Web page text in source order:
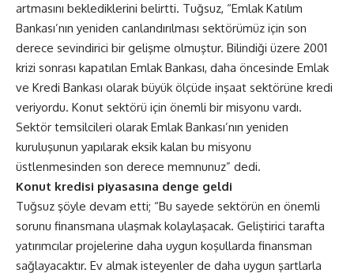
artmasını beklediklerini belirtti. Tuğsuz, “Emlak Katılım
Bankası’nın yeniden canlandırılması sektörümüz için son
derece sevindirici bir gelişme olmuştur. Bilindiği üzere 2001
krizi sonrası kapatılan Emlak Bankası, daha öncesinde Emlak
ve Kredi Bankası olarak büyük ölçüde inşaat sektörüne kredi
veriyordu. Konut sektörü için önemli bir misyonu vardı.
Sektör temsilcileri olarak Emlak Bankası’nın yeniden
kuruluşunun yapılarak eksik kalan bu misyonu
üstlenmesinden son derece memnunuz” dedi.
Konut kredisi piyasasına denge geldi
Tuğsuz şöyle devam etti; “Bu sayede sektörün en önemli
sorunu finansmana ulaşmak kolaylaşacak. Geliştirici tarafta
yatırımcılar projelerine daha uygun koşullarda finansman
sağlayacaktır. Ev almak isteyenler de daha uygun şartlarla